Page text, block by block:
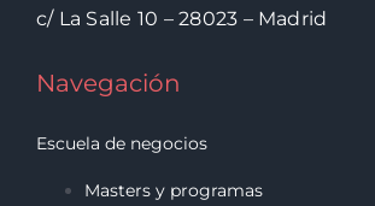
c/ La Salle 10 – 28023 – Madrid
Navegación
Escuela de negocios
Masters y programas